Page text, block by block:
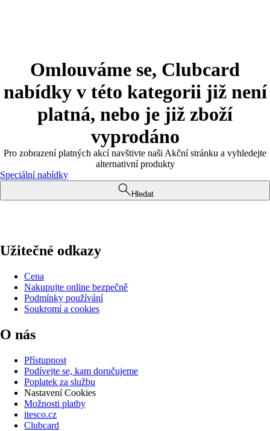
Omlouváme se, Clubcard
nabídky v této kategorii již není
platná, nebo je již zboží
vyprodáno
Pro zobrazení platných akcí navštivte naši Akční stránku a vyhledejte
alternativní produkty
Speciální nabídky
Hledat
Užitečné odkazy
Cena
Nakupujte online bezpečně
Podmínky používání
Soukromí a cookies
O nás
Přístupnost
Podívejte se, kam doručujeme
Poplatek za službu
Nastavení Cookies
Možnosti platby
itesco.cz
Clubcard